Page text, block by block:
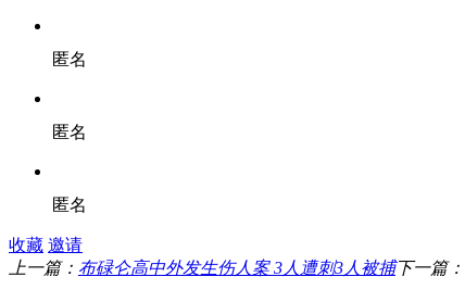
匿名
匿名
匿名
收藏 邀请
上一篇： 布碌仑高中外发生伤人案 3人遭刺3人被捕下一篇：